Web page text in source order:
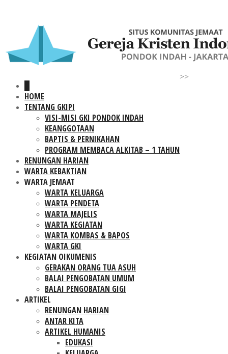
HOME
TENTANG GKIPI
VISI-MISI GKI PONDOK INDAH
KEANGGOTAAN
BAPTIS & PERNIKAHAN
PROGRAM MEMBACA ALKITAB – 1 TAHUN
RENUNGAN HARIAN
WARTA KEBAKTIAN
WARTA JEMAAT
WARTA KELUARGA
WARTA PENDETA
WARTA MAJELIS
WARTA KEGIATAN
WARTA KOMBAS & BAPOS
WARTA GKI
KEGIATAN OIKUMENIS
GERAKAN ORANG TUA ASUH
BALAI PENGOBATAN UMUM
BALAI PENGOBATAN GIGI
ARTIKEL
RENUNGAN HARIAN
ANTAR KITA
ARTIKEL HUMANIS
EDUKASI
>>